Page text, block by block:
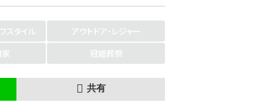
スタイル
アウトドア・レジャー
冠婚葬祭
共有